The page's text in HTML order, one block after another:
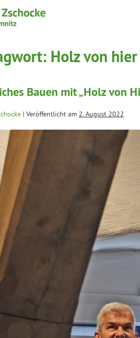
Holz von hier
Bauen mit „Holz von
| Veröffentlicht am 2. August 2022